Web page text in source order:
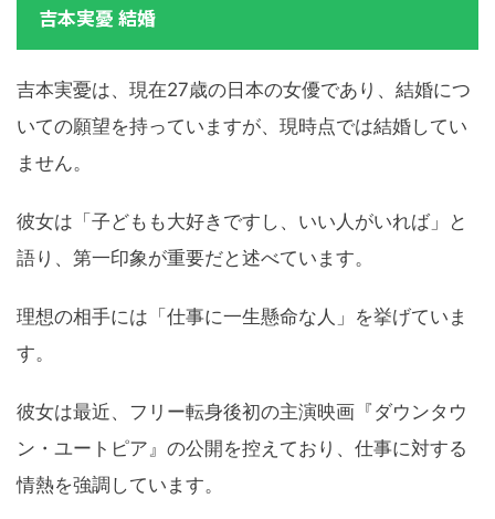
吉本実憂 結婚
吉本実憂は、現在27歳の日本の女優であり、結婚につ
いての願望を持っていますが、現時点では結婚してい
ません。
彼女は「子どもも大好きですし、いい人がいれば」と
語り、第一印象が重要だと述べています。
理想の相手には「仕事に一生懸命な人」を挙げていま
す。
彼女は最近、フリー転身後初の主演映画『ダウンタウ
ン・ユートピア』の公開を控えており、仕事に対する
情熱を強調しています。